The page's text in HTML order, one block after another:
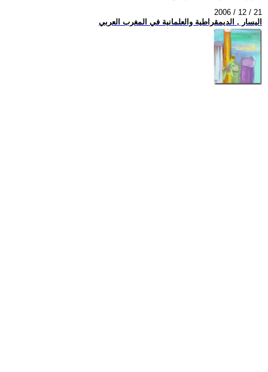
2006 / 12 / 21
اليسار , الديمقراطية والعلمانية في المغرب العربي